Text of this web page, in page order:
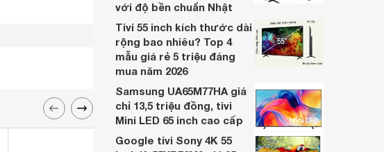
với độ bền chuẩn Nhật
Tivi 55 inch kích thước dài
rộng bao nhiêu? Top 4
mẫu giá rẻ 5 triệu đáng
mua năm 2026
Samsung UA65M77HA giá
chỉ 13,5 triệu đồng, tivi
Mini LED 65 inch cao cấp
Google tivi Sony 4K 55